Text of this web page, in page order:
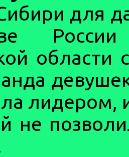
для
области
лидером,
не